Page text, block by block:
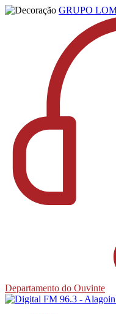
GRUPO
Departamento do Ouvinte